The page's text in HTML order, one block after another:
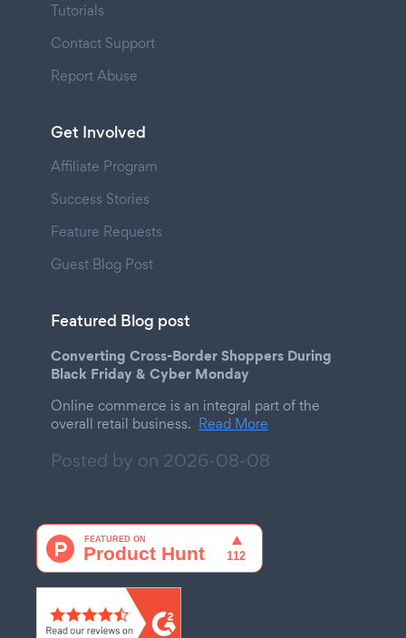
Tutorials
Contact Support
Report Abuse
Get Involved
Affiliate Program
Success Stories
Feature Requests
Guest Blog Post
Featured Blog post
Converting Cross-Border Shoppers During
Black Friday & Cyber Monday
Online commerce is an integral part of the
overall retail business. Read More
Posted by on 2026-08-08